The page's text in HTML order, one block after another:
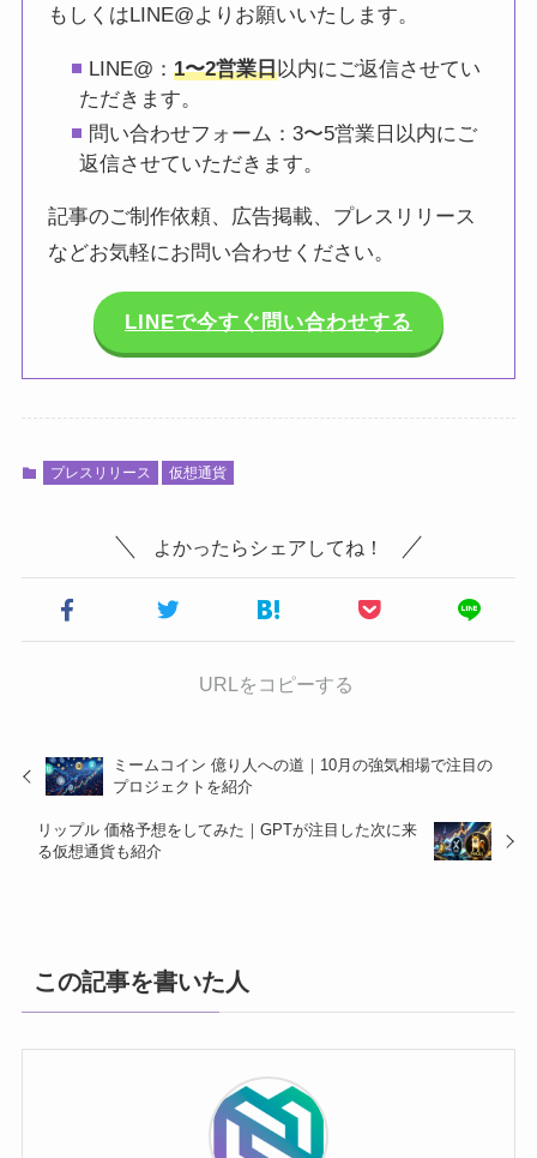
もしくはLINE@よりお願いいたします。
LINE@： 1〜2営業日以内にご返信させてい
ただきます。
問い合わせフォーム：3〜5営業日以内にご
返信させていただきます。
記事のご制作依頼、広告掲載、プレスリリース
などお気軽にお問い合わせください。
LINEで今すぐ問い合わせする
プレスリリース 仮想通貨
よかったらシェアしてね！
URLをコピーする
ミームコイン 億り人への道｜10月の強気相場で注目の
プロジェクトを紹介
リップル 価格予想をしてみた｜GPTが注目した次に来
る仮想通貨も紹介
この記事を書いた人